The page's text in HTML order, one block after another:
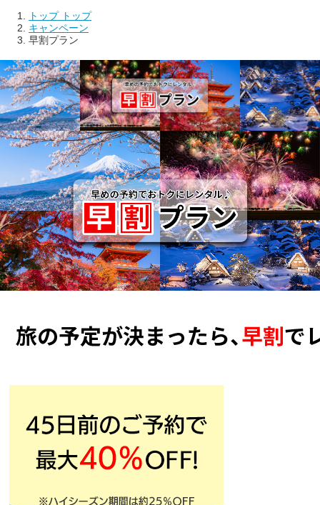
トップ トップ
キャンペーン
早割プラン